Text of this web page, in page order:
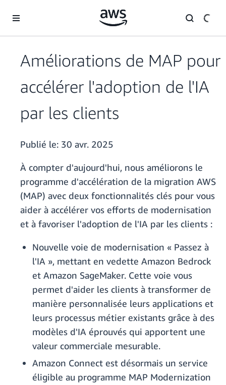
Améliorations de MAP pour
accélérer l'adoption de l'IA
par les clients
Publié le: 30 avr. 2025
À compter d'aujourd'hui, nous améliorons le
programme d'accélération de la migration AWS
(MAP) avec deux fonctionnalités clés pour vous
aider à accélérer vos efforts de modernisation
et à favoriser l'adoption de l'IA par les clients :
Nouvelle voie de modernisation « Passez à
l'IA », mettant en vedette Amazon Bedrock
et Amazon SageMaker. Cette voie vous
permet d'aider les clients à transformer de
manière personnalisée leurs applications et
leurs processus métier existants grâce à des
modèles d'IA éprouvés qui apportent une
valeur commerciale mesurable.
Amazon Connect est désormais un service
éligible au programme MAP Modernization